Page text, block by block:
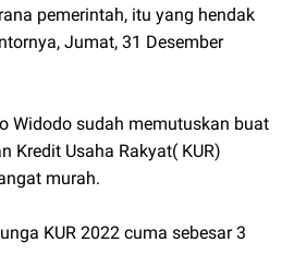
pemerintah, itu yang hendak
Jumat, 31 Desember
Widodo sudah memutuskan buat
Kredit Usaha Rakyat( KUR)
murah.
KUR 2022 cuma sebesar 3